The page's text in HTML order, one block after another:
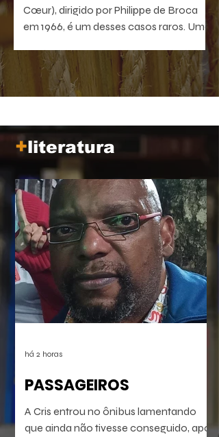
Cœur), dirigido por Philippe de Broca
em 1966, é um desses casos raros. Uma
devastadora no que sugere. Um filme
que, quanto mais distante fica no
tempo, mais próximo parece de nós.
+literatura
PASSAGEIROS
A Cris entrou no ônibus lamentando
que ainda não tivesse conseguido, após
há 2 horas